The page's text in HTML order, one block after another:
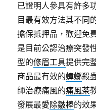
已證明人參具有許多
目最有效方法其不同
擔保抵押品，歡迎免
是目前公認治療突發
型的修眉工具提供完
商品最有效的蟑螂殺
師治療痛風的痛風茶
發展最愛除皺棒的效